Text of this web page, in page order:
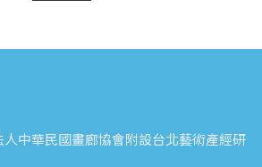
人中華民國畫廊協會附設台北藝術產經研